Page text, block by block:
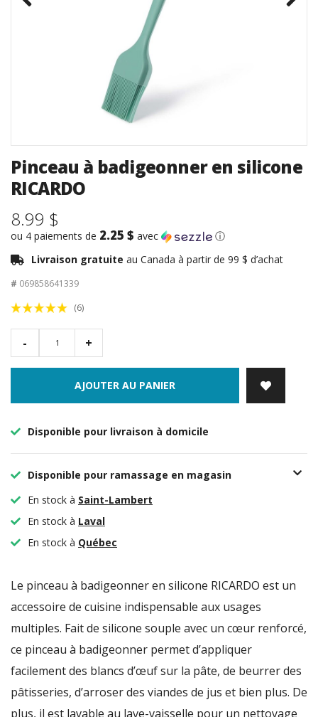
Pinceau à badigeonner en silicone
RICARDO
8.99 $
ou 4 paiements de 2.25 $ avec
ⓘ
Livraison gratuite au Canada à partir de 99 $ d’achat
# 069858641339
(6)
- +
AJOUTER AU PANIER
Disponible pour livraison à domicile
Disponible pour ramassage en magasin
En stock à Saint-Lambert
En stock à Laval
En stock à Québec
Le pinceau à badigeonner en silicone RICARDO est un
accessoire de cuisine indispensable aux usages
multiples. Fait de silicone souple avec un cœur renforcé,
ce pinceau à badigeonner permet d’appliquer
facilement des blancs d’œuf sur la pâte, de beurrer des
pâtisseries, d’arroser des viandes de jus et bien plus. De
plus, il est lavable au lave-vaisselle pour un nettoyage